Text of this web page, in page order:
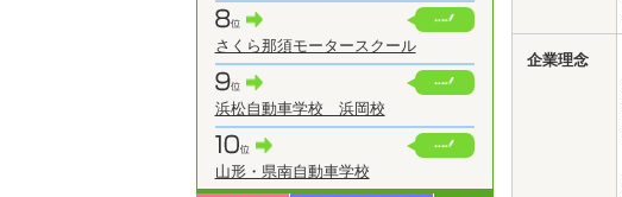
さくら那須モータースクール
浜松自動車学校 浜岡校
山形・県南自動車学校
企業理念